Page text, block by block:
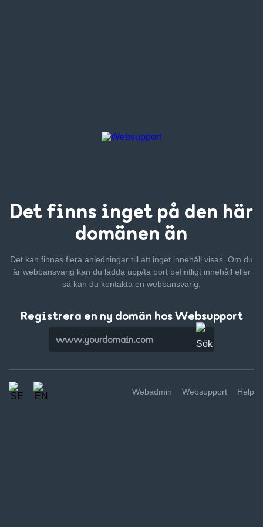
Det finns inget på den här
domänen än
Det kan finnas flera anledningar till att inget innehåll visas. Om du
är webbansvarig kan du ladda upp/ta bort befintligt innehåll eller
så kan du kontakta en webbansvarig.
Registrera en ny domän hos Websupport
Webadmin Websupport Help